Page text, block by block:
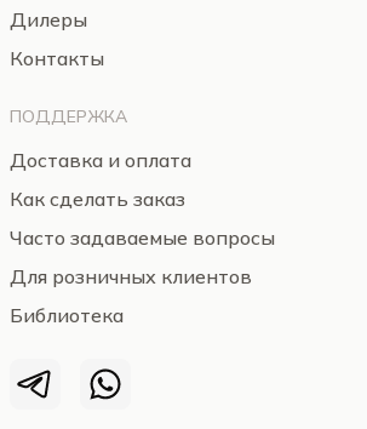
Дилеры
Контакты
ПОДДЕРЖКА
Доставка и оплата
Как сделать заказ
Часто задаваемые вопросы
Для розничных клиентов
Библиотека